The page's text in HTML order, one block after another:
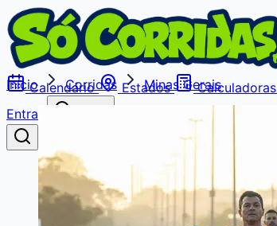
Calendário Estados Calculadoras
Entrar
Início Corridas Minas Gerais